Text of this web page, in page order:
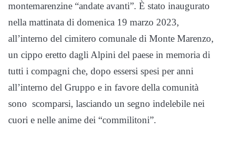
montemarenzine “andate avanti”. È stato inaugurato
nella mattinata di domenica 19 marzo 2023,
all’interno del cimitero comunale di Monte Marenzo,
un cippo eretto dagli Alpini del paese in memoria di
tutti i compagni che, dopo essersi spesi per anni
all’interno del Gruppo e in favore della comunità
sono scomparsi, lasciando un segno indelebile nei
cuori e nelle anime dei “commilitoni”.